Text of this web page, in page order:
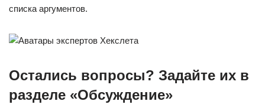
списка аргументов.
Остались вопросы? Задайте их в
разделе «Обсуждение»